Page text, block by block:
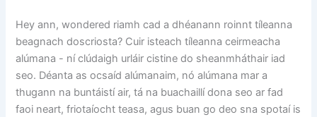
Hey ann, wondered riamh cad a dhéanann roinnt tíleanna
beagnach doscriosta? Cuir isteach tíleanna ceirmeacha
alúmana - ní clúdaigh urláir cistine do sheanmháthair iad
seo. Déanta as ocsaíd alúmanaim, nó alúmana mar a
thugann na buntáistí air, tá na buachaillí dona seo ar fad
faoi neart, friotaíocht teasa, agus buan go deo sna spotaí is